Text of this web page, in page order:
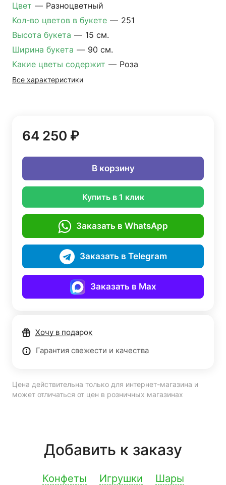
Цвет — Разноцветный
Кол-во цветов в букете — 251
Высота букета — 15 см.
Ширина букета — 90 см.
Какие цветы содержит — Роза
Все характеристики
64 250 ₽
В корзину
Купить в 1 клик
Заказать в WhatsApp
Заказать в Telegram
Заказать в Max
Хочу в подарок
Гарантия свежести и качества
Цена действительна только для интернет-магазина и
может отличаться от цен в розничных магазинах
Добавить к заказу
Конфеты Игрушки Шары